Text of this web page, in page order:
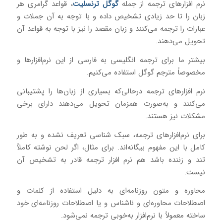
نرم‌ افزارهای ترجمه از جملهگوگل ترنسلیت، قواعد گرامری هر
زبان را تا حد زیادی تشخیص داده و با توجه به آن جملات و
عبارات را ترجمه می‌کنند و زبان مقصد را نیز با توجه به قواعد آن
تحویل می‌دهند.
بیشتر ما برای ترجمه انگلیسی به فارسی از این نرم‌افزارها و
مخصوصاً مترجم گوگل استفاده می‌کنیم.
نرم‌ افزارهای ترجمه درحالی‌که بسیاری از زبان‌ها را پشتیبانی
می‌کنند و به‌صورت همزمان تحویل می‌دهند دارای برخی
مشکلات نیز هستند.
برای نرم‌افزارهای ترجمه، سبک‌ شناسی تعریف‌ نشده و به طور
کامل با این مفهوم بیگانه‌اند. برای مثال، اگر لحن نوشته کاملاً
تند و زننده باشد هم نرم افزار ترجمه قادر به تشخیص آن
نیست.
محاوره و متون روزنامه‌ای به دلیل استفاده از کلمات و
اصطلاحات محاوره‌ای و ناشناس و یا اصطلاحات روزنامه‌ای خود
ساخته معمولاً با نرم‌افزار به‌خوبی ترجمه نمی‌شود.